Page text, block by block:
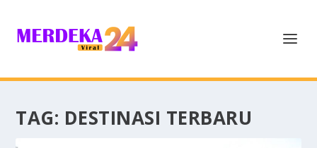
TAG: DESTINASI TERBARU